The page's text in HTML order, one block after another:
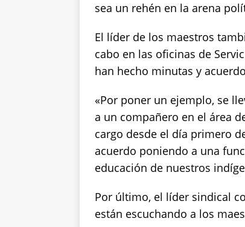
sea un rehén en la arena
El líder de los maestros
cabo en las oficinas de
han hecho minutas y
«Por poner un ejemplo, se
a un compañero en el área
cargo desde el día primero
acuerdo poniendo a una
educación de nuestros
Por último, el líder sindical
están escuchando a los